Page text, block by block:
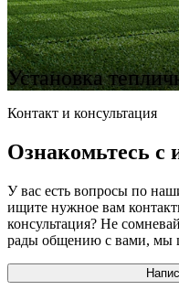
Установка
Контакт и консультация
Ознакомьтесь с
У вас есть вопросы по
ищите нужное вам
консультация? Не
рады общению с вами, мы